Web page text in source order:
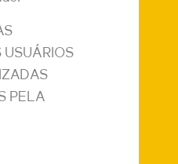
USUÁRIOS
PELA